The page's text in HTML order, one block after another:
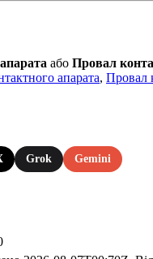
або Провал
апарата, Провал
Grok Gemini